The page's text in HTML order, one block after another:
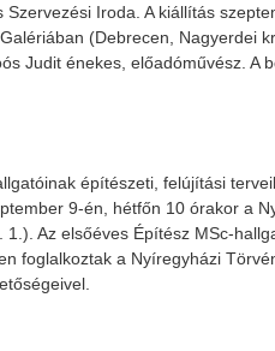
Iroda. A kiállítás
(Debrecen, Nagyerdei
Judit énekes, előadóművész. A
építészeti, felújítási
9-én, hétfőn 10 órakor a
Az elsőéves Építész MSc-
foglalkoztak a Nyíregyházi